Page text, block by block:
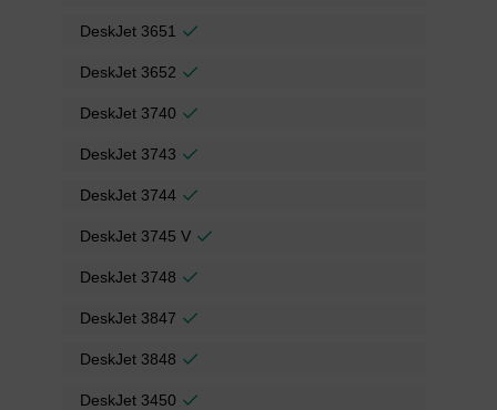
DeskJet 3651
DeskJet 3652
DeskJet 3740
DeskJet 3743
DeskJet 3744
DeskJet 3745 V
DeskJet 3748
DeskJet 3847
DeskJet 3848
DeskJet 3450